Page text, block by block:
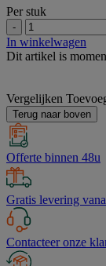
Per stuk
-
In winkelwagen
Dit artikel is
Vergelijken
Terug naar boven
Offerte binnen 48u
Gratis levering
Contacteer onze